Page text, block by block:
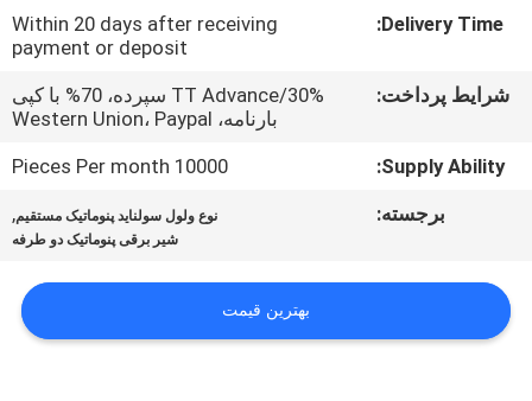
تور
کارخانه
کنترل
ما
تماس
Delivery Time:
Within 20 days after receiving
payment or deposit
شرایط پرداخت:
TT Advance/30% سپرده، 70% با کپی
بارنامه، Western Union، Paypal
Supply Ability:
10000 Pieces Per month
برجسته:
نوع ولول سولناید پنوماتیک مستقیم,
شیر برقی پنوماتیک دو طرفه
بهترین قیمت